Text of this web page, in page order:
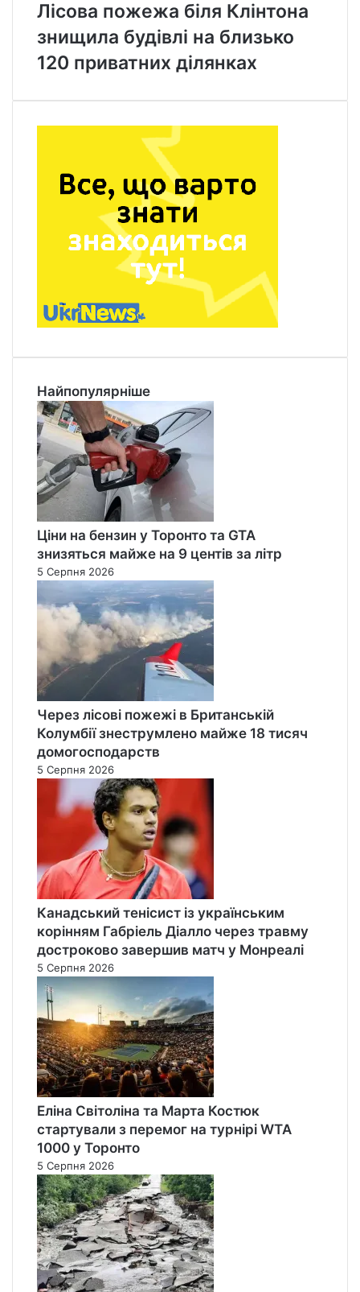
Лісова пожежа біля Клінтона
знищила будівлі на близько
120 приватних ділянках
Найпопулярніше
Ціни на бензин у Торонто та GTA
знизяться майже на 9 центів за літр
5 Серпня 2026
Через лісові пожежі в Британській
Колумбії знеструмлено майже 18 тисяч
домогосподарств
5 Серпня 2026
Канадський тенісист із українським
корінням Габріель Діалло через травму
достроково завершив матч у Монреалі
5 Серпня 2026
Еліна Світоліна та Марта Костюк
стартували з перемог на турнірі WTA
1000 у Торонто
5 Серпня 2026